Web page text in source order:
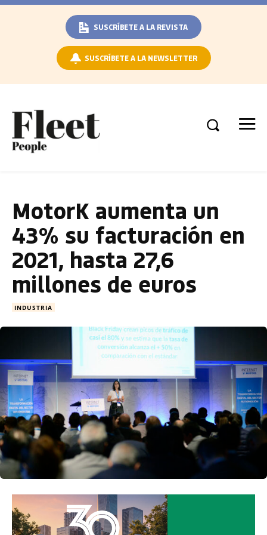
SUSCRÍBETE A LA REVISTA
SUSCRÍBETE A LA NEWSLETTER
MotorK aumenta un
43% su facturación en
2021, hasta 27,6
millones de euros
INDUSTRIA